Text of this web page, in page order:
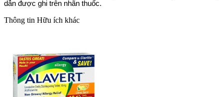
dẫn được ghi trên nhãn thuốc.
Thông tin Hữu ích khác